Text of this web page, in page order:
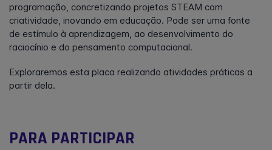
programação, concretizando projetos STEAM com
criatividade, inovando em educação. Pode ser uma fonte
de estímulo à aprendizagem, ao desenvolvimento do
raciocínio e do pensamento computacional.
Exploraremos esta placa realizando atividades práticas a
partir dela.
PARA PARTICIPAR